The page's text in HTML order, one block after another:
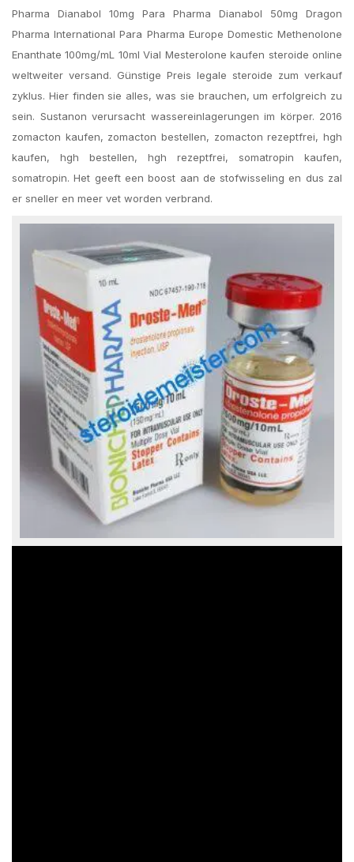
Pharma Dianabol 10mg Para Pharma Dianabol 50mg Dragon
Pharma International Para Pharma Europe Domestic Methenolone
Enanthate 100mg/mL 10ml Vial Mesterolone kaufen steroide online
weltweiter versand. Günstige Preis legale steroide zum verkauf
zyklus. Hier finden sie alles, was sie brauchen, um erfolgreich zu
sein. Sustanon verursacht wassereinlagerungen im körper. 2016
zomacton kaufen, zomacton bestellen, zomacton rezeptfrei, hgh
kaufen, hgh bestellen, hgh rezeptfrei, somatropin kaufen,
somatropin. Het geeft een boost aan de stofwisseling en dus zal
er sneller en meer vet worden verbrand.